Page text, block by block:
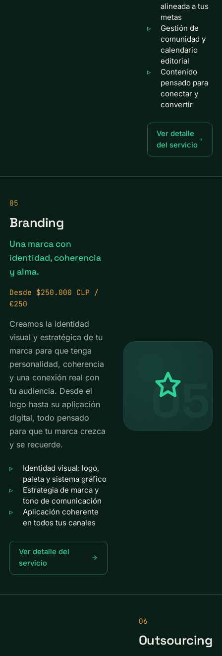
alineada a tus
metas
Gestión de
comunidad y
calendario
editorial
Contenido
pensado para
conectar y
convertir
Ver detalle
del servicio
05
Branding
Una marca con
identidad, coherencia
y alma.
Desde $250.000 CLP /
€250
Creamos la identidad
visual y estratégica de tu
marca para que tenga
personalidad, coherencia
y una conexión real con
tu audiencia. Desde el
logo hasta su aplicación
digital, todo pensado
para que tu marca crezca
y se recuerde.
Identidad visual: logo,
paleta y sistema gráfico
Estrategia de marca y
tono de comunicación
Aplicación coherente
en todos tus canales
Ver detalle del
servicio
05
06
Outsourcing